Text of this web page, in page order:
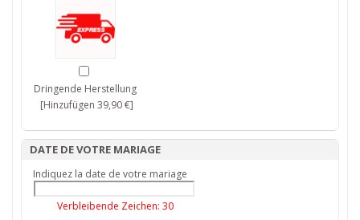
Dringende Herstellung
[Hinzufügen 39,90 €]
DATE DE VOTRE MARIAGE
Indiquez la date de votre mariage
Verbleibende Zeichen: 30